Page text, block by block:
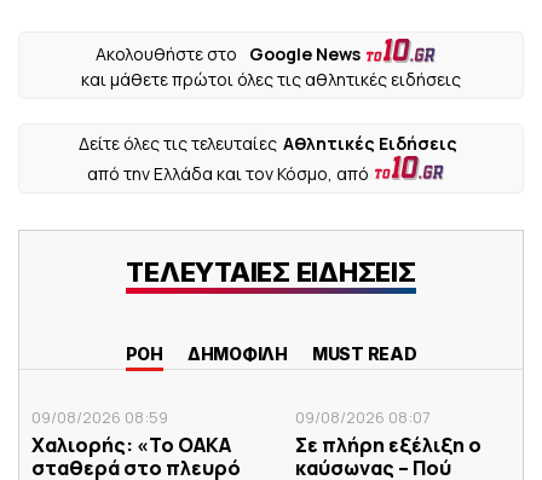
Ακολουθήστε στο
Google News
και μάθετε πρώτοι όλες τις αθλητικές ειδήσεις
Δείτε όλες τις τελευταίες Αθλητικές Ειδήσεις
από την Ελλάδα και τον Κόσμο, από
ΤΕΛΕΥΤΑΙΕΣ ΕΙΔΗΣΕΙΣ
ΡΟΗ ΔΗΜΟΦΙΛΗ MUST READ
09/08/2026 08:59
Χαλιορής: «Το ΟΑΚΑ
σταθερά στο πλευρό
09/08/2026 08:07
Σε πλήρη εξέλιξη ο
καύσωνας – Πού